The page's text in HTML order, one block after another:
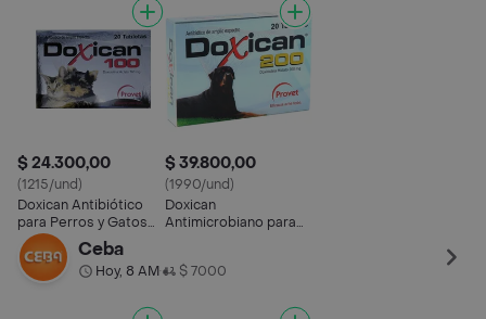
$ 24.300,00
(1215/und)
Doxican Antibiótico
para Perros y Gatos
en Tabletas
$ 39.800,00
(1990/und)
Doxican
Antimicrobiano para
Ceba
Hoy, 8 AM• $ 7000